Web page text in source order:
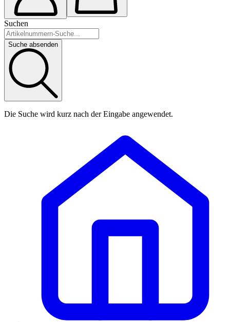
Suchen
Suche absenden
Die Suche wird kurz nach der Eingabe angewendet.